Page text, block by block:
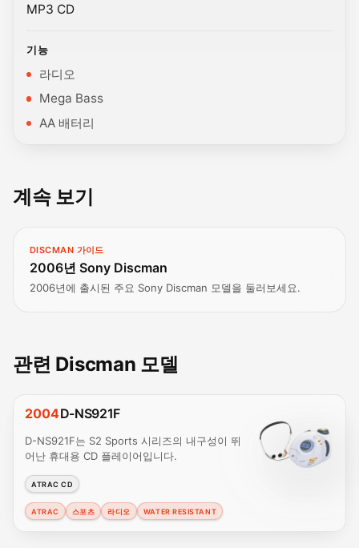
MP3 CD
기능
라디오
Mega Bass
AA 배터리
계속 보기
DISCMAN 가이드
2006년 Sony Discman
2006년에 출시된 주요 Sony Discman 모델을 둘러보세요.
관련 Discman 모델
2004D-NS921F
D-NS921F는 S2 Sports 시리즈의 내구성이 뛰
어난 휴대용 CD 플레이어입니다.
ATRAC CD
ATRAC 스포츠 라디오 WATER RESISTANT